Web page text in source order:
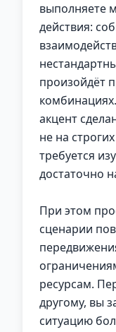
выполняете
действия:
произойдёт
акцент
не на
требуется
достаточно
При этом
сценарии
ресурсам.
другому, вы
ситуацию